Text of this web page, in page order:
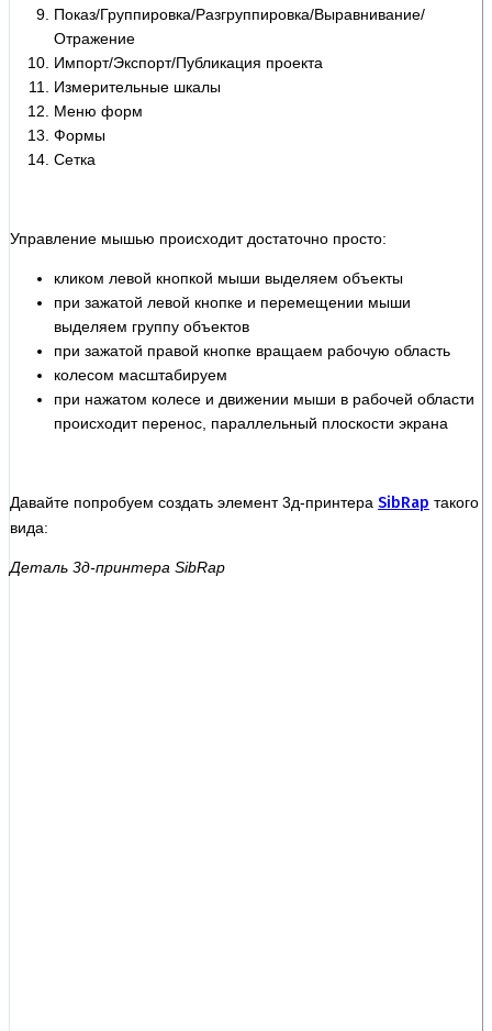
Показ/Группировка/Разгруппировка/Выравнивание/
Отражение
Импорт/Экспорт/Публикация проекта
Измерительные шкалы
Меню форм
Формы
Сетка
Управление мышью происходит достаточно просто:
кликом левой кнопкой мыши выделяем объекты
при зажатой левой кнопке и перемещении мыши
выделяем группу объектов
при зажатой правой кнопке вращаем рабочую область
колесом масштабируем
при нажатом колесе и движении мыши в рабочей области
происходит перенос, параллельный плоскости экрана
Давайте попробуем создать элемент 3д-принтера SibRap такого
вида:
Деталь 3д-принтера SibRap